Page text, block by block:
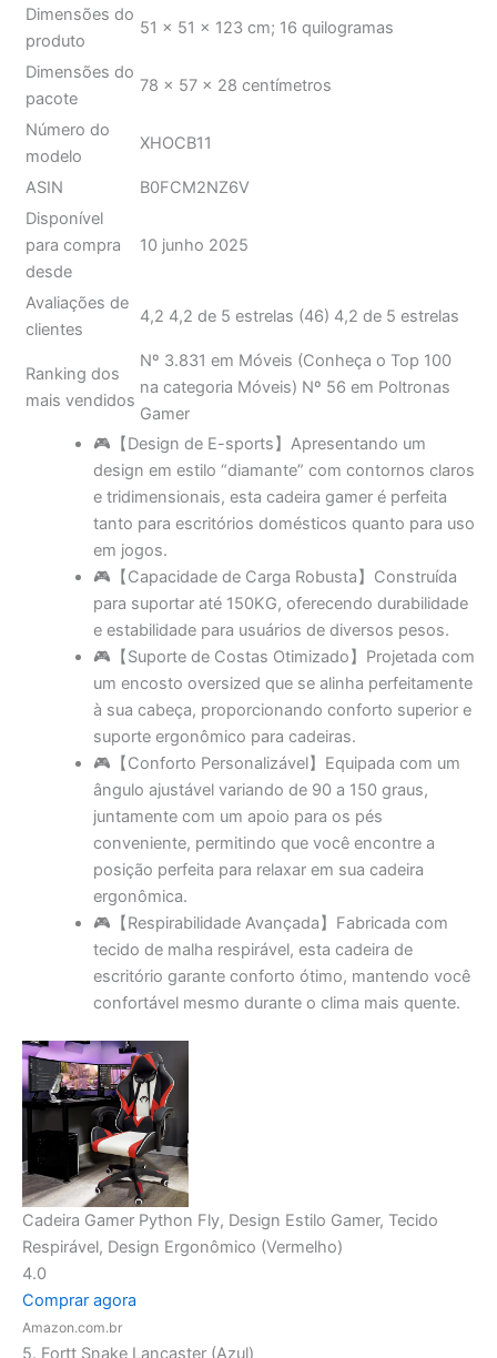
Tamanho
Marca
Dimensões do
produto
51 x 51 x 123 cm; 16 quilogramas
Dimensões do
pacote
78 x 57 x 28 centímetros
Número do
modelo
ASIN
B0FCM2NZ6V
Disponível
para compra
desde
10 junho 2025
Avaliações de
clientes
4,2 4,2 de 5 estrelas (46) 4,2 de 5 estrelas
Ranking dos
mais vendidos
Nº 3.831 em Móveis (Conheça o Top 100
na categoria Móveis) Nº 56 em Poltronas
Gamer
🎮【Design de E-sports】Apresentando um
design em estilo “diamante” com contornos claros
e tridimensionais, esta cadeira gamer é perfeita
tanto para escritórios domésticos quanto para uso
em jogos.
🎮【Capacidade de Carga Robusta】Construída
para suportar até 150KG, oferecendo durabilidade
e estabilidade para usuários de diversos pesos.
🎮【Suporte de Costas Otimizado】Projetada com
um encosto oversized que se alinha perfeitamente
à sua cabeça, proporcionando conforto superior e
suporte ergonômico para cadeiras.
🎮【Conforto Personalizável】Equipada com um
ângulo ajustável variando de 90 a 150 graus,
juntamente com um apoio para os pés
conveniente, permitindo que você encontre a
posição perfeita para relaxar em sua cadeira
ergonômica.
🎮【Respirabilidade Avançada】Fabricada com
tecido de malha respirável, esta cadeira de
escritório garante conforto ótimo, mantendo você
confortável mesmo durante o clima mais quente.
Cadeira Gamer Python Fly, Design Estilo Gamer, Tecido
Respirável, Design Ergonômico (Vermelho)
4.0